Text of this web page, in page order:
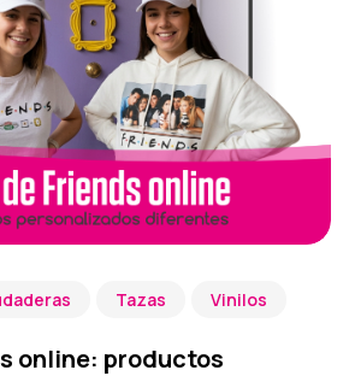
Tazas Vinilos
online: productos